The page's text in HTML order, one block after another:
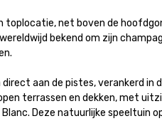
toplocatie, net boven de
bekend om zijn
aan de pistes, verankerd in
terrassen en dekken, met
Deze natuurlijke speeltuin